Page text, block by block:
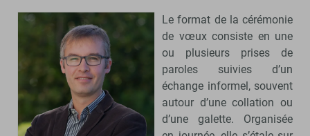
Le format de la cérémonie
de vœux consiste en une
ou plusieurs prises de
paroles suivies d’un
échange informel, souvent
autour d’une collation ou
d’une galette. Organisée